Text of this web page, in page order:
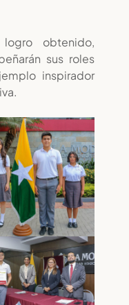
obtenido,
sus roles
inspirador